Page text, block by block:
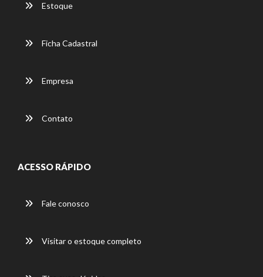
Estoque
Ficha Cadastral
Empresa
Contato
ACESSO RÁPIDO
Fale conosco
Visitar o estoque completo